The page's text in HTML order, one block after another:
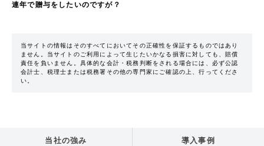
連年で贈与をしたいのですが？
当サイトの情報はそのすべてにおいてその正確性を保証するものではあり
ません。当サイトのご利用によって生じたいかなる損害に対しても、賠償
責任を負いません。具体的な会計・税務判断をされる場合には、必ず公認
会計士、税理士または税務署その他の専門家にご確認の上、行ってくださ
い。
当社の強み 導入事例